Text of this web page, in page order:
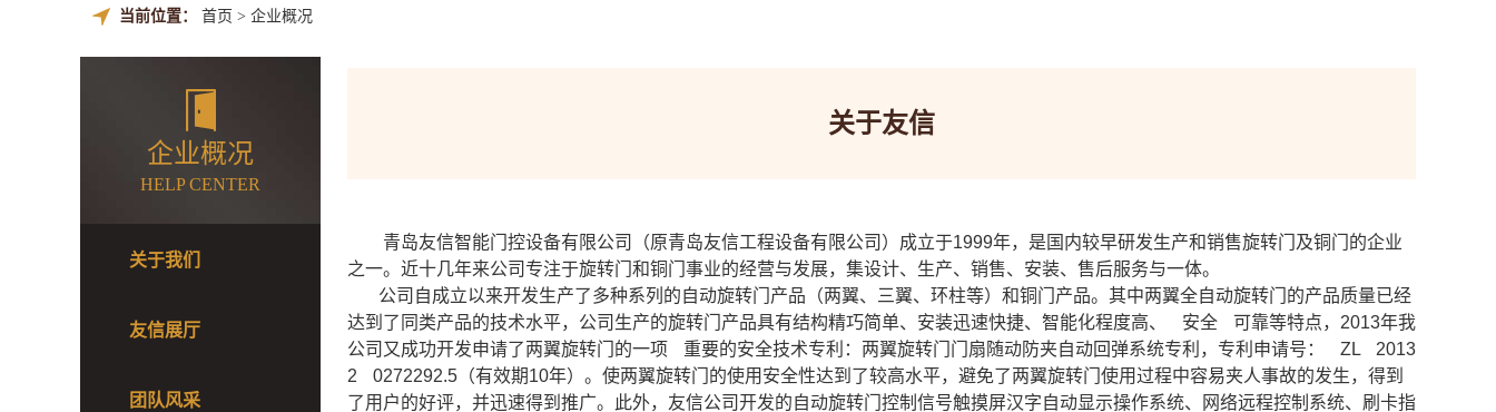
当前位置： 首页 > 企业概况
关于友信
青岛友信智能门控设备有限公司（原青岛友信工程设备有限公司）成立于1999年，是国内较早研发生产和销售旋转门及铜门的企业
之一。近十几年来公司专注于旋转门和铜门事业的经营与发展，集设计、生产、销售、安装、售后服务与一体。
公司自成立以来开发生产了多种系列的自动旋转门产品（两翼、三翼、环柱等）和铜门产品。其中两翼全自动旋转门的产品质量已经
达到了同类产品的技术水平，公司生产的旋转门产品具有结构精巧简单、安装迅速快捷、智能化程度高、 安全 可靠等特点，2013年我
公司又成功开发申请了两翼旋转门的一项 重要的安全技术专利：两翼旋转门门扇随动防夹自动回弹系统专利，专利申请号： ZL 2013
2 0272292.5（有效期10年）。使两翼旋转门的使用安全性达到了较高水平，避免了两翼旋转门使用过程中容易夹人事故的发生，得到
了用户的好评，并迅速得到推广。此外，友信公司开发的自动旋转门控制信号触摸屏汉字自动显示操作系统、网络远程控制系统、刷卡指
企业概况
HELP CENTER
关于我们
友信展厅
团队风采